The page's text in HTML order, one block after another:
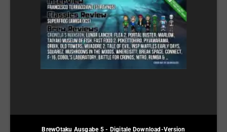
BrewOtaku Ausgabe 5 - Digitale Download-Version